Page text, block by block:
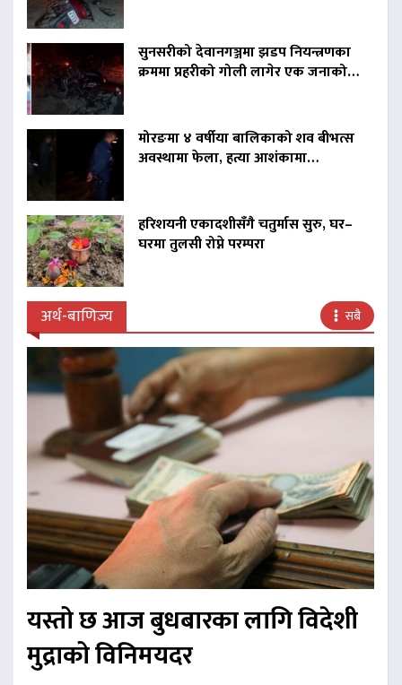
सुनसरीको देवानगञ्जमा झडप नियन्त्रणका
क्रममा प्रहरीको गोली लागेर एक जनाको…
मोरङमा ४ वर्षीया बालिकाको शव बीभत्स
अवस्थामा फेला, हत्या आशंकामा…
हरिशयनी एकादशीसँगै चतुर्मास सुरु, घर–
घरमा तुलसी रोप्ने परम्परा
अर्थ-बाणिज्य सबै
यस्तो छ आज बुधबारका लागि विदेशी
मुद्राको विनिमयदर